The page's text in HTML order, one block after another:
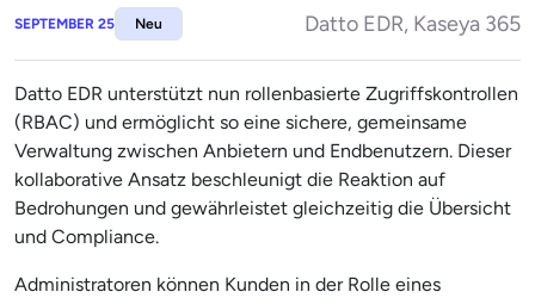
SEPTEMBER 25 Neu Datto EDR, Kaseya 365
Datto EDR unterstützt nun rollenbasierte Zugriffskontrollen
(RBAC) und ermöglicht so eine sichere, gemeinsame
Verwaltung zwischen Anbietern und Endbenutzern. Dieser
kollaborative Ansatz beschleunigt die Reaktion auf
Bedrohungen und gewährleistet gleichzeitig die Übersicht
und Compliance.
Administratoren können Kunden in der Rolle eines